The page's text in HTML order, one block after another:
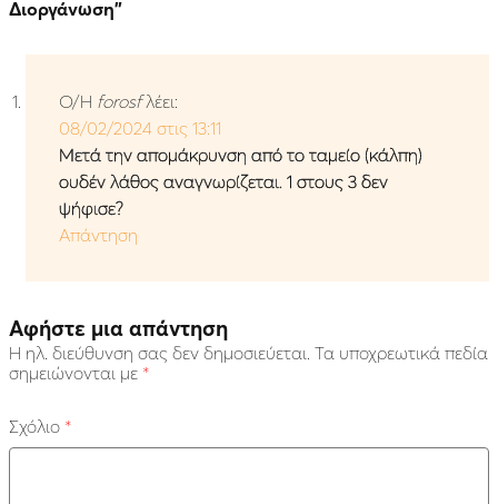
Διοργάνωση”
Ο/Η forosf λέει:
08/02/2024 στις 13:11
Μετά την απομάκρυνση από το ταμείο (κάλπη)
ουδέν λάθος αναγνωρίζεται. 1 στους 3 δεν
ψήφισε?
Απάντηση
Αφήστε μια απάντηση
Η ηλ. διεύθυνση σας δεν δημοσιεύεται. Τα υποχρεωτικά πεδία
σημειώνονται με *
Σχόλιο *